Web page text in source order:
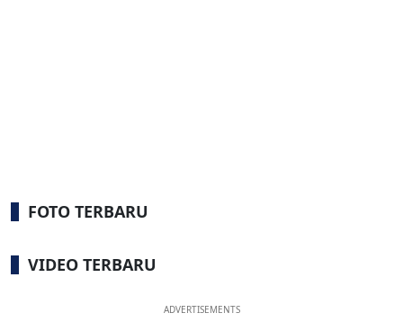
FOTO TERBARU
VIDEO TERBARU
ADVERTISEMENTS